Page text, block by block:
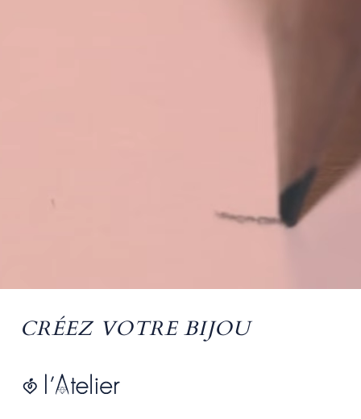
CRÉEZ VOTRE BIJOU